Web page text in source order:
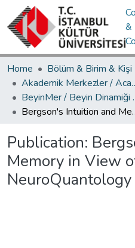
&
Home
Bölüm & Birim & Kişi
Akademik
BeyinMer /
Bergson's
Publication:
Memory in View
NeuroQuantology